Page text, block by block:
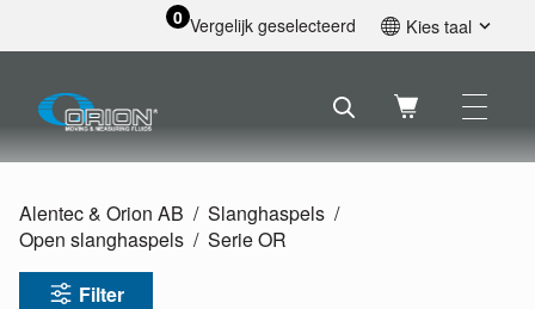
0 Vergelijk geselecteerd Kies taal
Svenska
Français
Nederlands
Alentec & Orion AB
Slanghaspels
Open slanghaspels
Serie OR
Filter